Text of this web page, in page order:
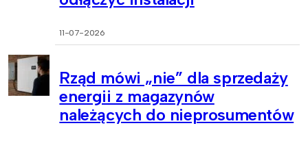
11-07-2026
Rząd mówi „nie” dla sprzedaży
energii z magazynów
należących do nieprosumentów